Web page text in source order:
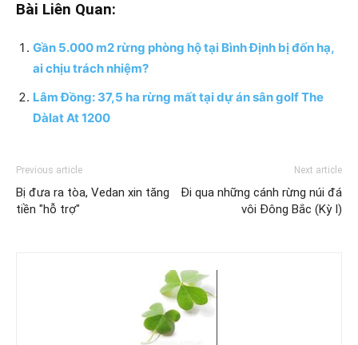
Bài Liên Quan:
Gần 5.000 m2 rừng phòng hộ tại Bình Định bị đốn hạ,
ai chịu trách nhiệm?
Lâm Đồng: 37,5 ha rừng mất tại dự án sân golf The
Dàlat At 1200
Previous article
Bị đưa ra tòa, Vedan xin tăng
tiền "hỗ trợ"
Next article
Đi qua những cánh rừng núi đá
vôi Đông Bắc (Kỳ I)